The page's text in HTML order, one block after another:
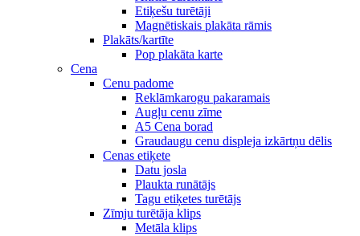
Etiķešu turētāji
Magnētiskais plakāta rāmis
Plakāts/kartīte
Pop plakāta karte
Cena
Cenu padome
Reklāmkarogu pakaramais
Augļu cenu zīme
A5 Cena borad
Graudaugu cenu displeja izkārtņu dēlis
Cenas etiķete
Datu josla
Plaukta runātājs
Tagu etiķetes turētājs
Zīmju turētāja klips
Metāla klips